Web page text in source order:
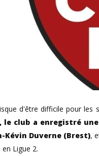
d'être difficile pour les
le club a enregistré
Kévin Duverne (Brest),
Ligue 2.